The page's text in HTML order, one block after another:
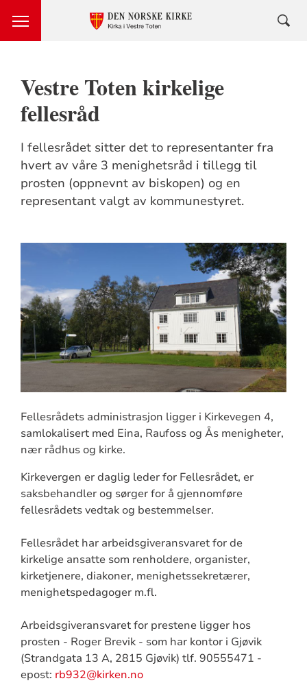
Vestre Toten kirkelige
fellesråd
I fellesrådet sitter det to representanter fra
hvert av våre 3 menighetsråd i tillegg til
prosten (oppnevnt av biskopen) og en
representant valgt av kommunestyret.
Fellesrådets administrasjon ligger i Kirkevegen 4,
samlokalisert med Eina, Raufoss og Ås menigheter,
nær rådhus og kirke.
Kirkevergen er daglig leder for Fellesrådet, er
saksbehandler og sørger for å gjennomføre
fellesrådets vedtak og bestemmelser.
Fellesrådet har arbeidsgiveransvaret for de
kirkelige ansatte som renholdere, organister,
kirketjenere, diakoner, menighetssekretærer,
menighetspedagoger m.fl.
Arbeidsgiveransvaret for prestene ligger hos
prosten - Roger Brevik - som har kontor i Gjøvik
(Strandgata 13 A, 2815 Gjøvik) tlf. 90555471 -
epost: rb932@kirken.no